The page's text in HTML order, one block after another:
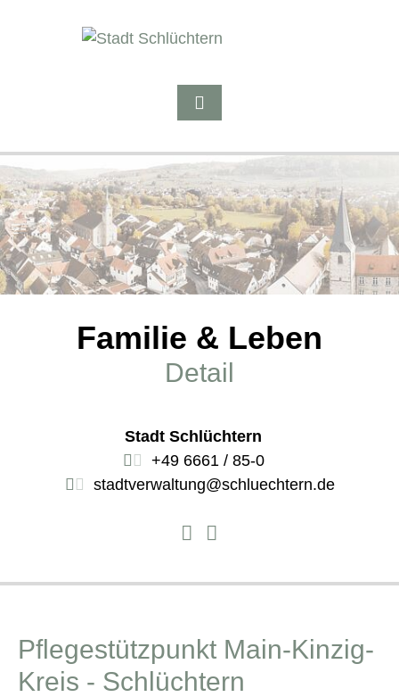
Familie & Leben
Detail
Stadt Schlüchtern
+49 6661 / 85-0
stadtverwaltung@schluechtern.de
Pflegestützpunkt Main-Kinzig-
Kreis - Schlüchtern